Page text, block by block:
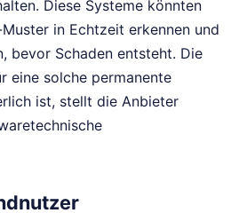
Diese Systeme könnten
in Echtzeit erkennen und
bevor Schaden entsteht. Die
eine solche permanente
ist, stellt die Anbieter